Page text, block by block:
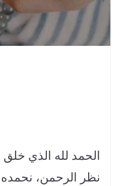
الحمد لله الذي
نظر الرحمن، نحمده